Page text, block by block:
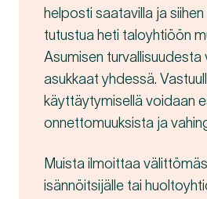
helposti saatavilla ja
tutustua heti taloyhtiöön
Asumisen turvallisuudesta
asukkaat yhdessä.
käyttäytymisellä voidaan
onnettomuuksista ja
Muista ilmoittaa
isännöitsijälle tai